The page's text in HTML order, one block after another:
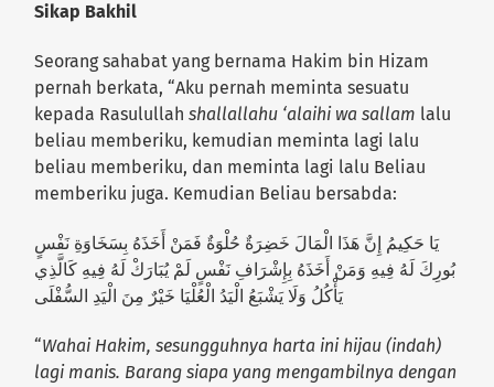
Sikap Bakhil
Seorang sahabat yang bernama Hakim bin Hizam
pernah berkata, “Aku pernah meminta sesuatu
kepada Rasulullahshallallahu ‘alaihi wa sallam lalu
beliau memberiku, kemudian meminta lagi lalu
beliau memberiku, dan meminta lagi lalu Beliau
memberiku juga. Kemudian Beliau bersabda:
يَا حَكِيمُ إِنَّ هَذَا الْمَالَ خَضِرَةٌ حُلْوَةٌ فَمَنْ أَخَذَهُ بِسَخَاوَةِ نَفْسٍ
بُورِكَ لَهُ فِيهِ وَمَنْ أَخَذَهُ بِإِشْرَافِ نَفْسٍ لَمْ يُبَارَكْ لَهُ فِيهِ كَالَّذِي
يَأْكُلُ وَلَا يَشْبَعُ الْيَدُ الْعُلْيَا خَيْرٌ مِنَ الْيَدِ السُّفْلَى
“Wahai Hakim, sesungguhnya harta ini hijau (indah)
lagi manis. Barang siapa yang mengambilnya dengan